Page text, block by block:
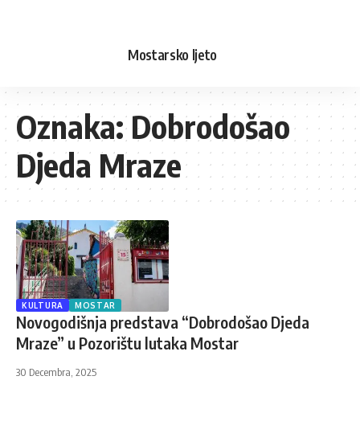
Mostarsko ljeto
Oznaka:Dobrodošao
Djeda Mraze
KULTURA MOSTAR
Novogodišnja predstava “Dobrodošao Djeda
Mraze” u Pozorištu lutaka Mostar
30 Decembra, 2025